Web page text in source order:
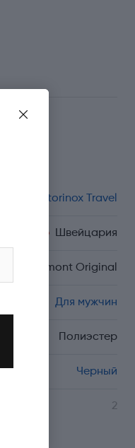
Victorinox Travel
Швейцария
Altmont Original
Для мужчин
Полиэстер
Черный
2